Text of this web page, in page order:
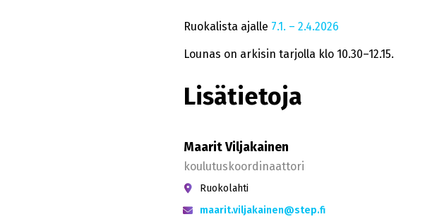
Ruokalista ajalle 7.1. – 2.4.2026
Lounas on arkisin tarjolla klo 10.30–12.15.
Lisätietoja
Maarit Viljakainen
koulutuskoordinaattori
Ruokolahti
maarit.viljakainen@step.fi